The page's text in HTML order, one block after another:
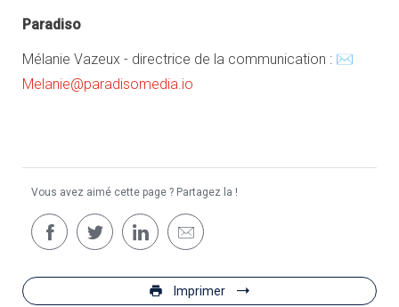
Paradiso
Mélanie Vazeux - directrice de la communication : ✉
Melanie@paradisomedia.io
Vous avez aimé cette page ? Partagez la !
Imprimer